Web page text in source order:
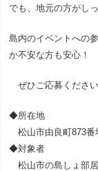
でも、地元の方がし
島内のイベントへの
か不安な方も安心！
ぜひご応募ください
◆所在地
松山市由良町873番
◆対象者
松山市の島しょ部